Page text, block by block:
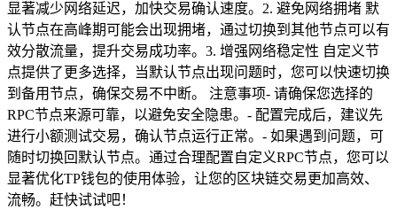
显著减少网络延迟，加快交易确认速度。2. 避免网络拥堵 默
认节点在高峰期可能会出现拥堵，通过切换到其他节点可以有
效分散流量，提升交易成功率。3. 增强网络稳定性 自定义节
点提供了更多选择，当默认节点出现问题时，您可以快速切换
到备用节点，确保交易不中断。 注意事项- 请确保您选择的
RPC节点来源可靠，以避免安全隐患。- 配置完成后，建议先
进行小额测试交易，确认节点运行正常。- 如果遇到问题，可
随时切换回默认节点。通过合理配置自定义RPC节点，您可以
显著优化TP钱包的使用体验，让您的区块链交易更加高效、
流畅。赶快试试吧！